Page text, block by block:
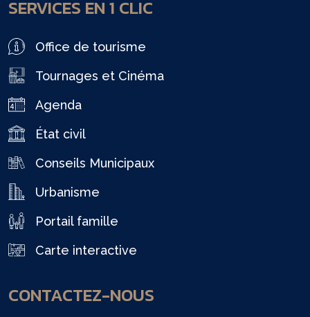
SERVICES EN 1 CLIC
Office de tourisme
Tournages et Cinéma
Agenda
État civil
Conseils Municipaux
Urbanisme
Portail famille
Carte interactive
CONTACTEZ-NOUS